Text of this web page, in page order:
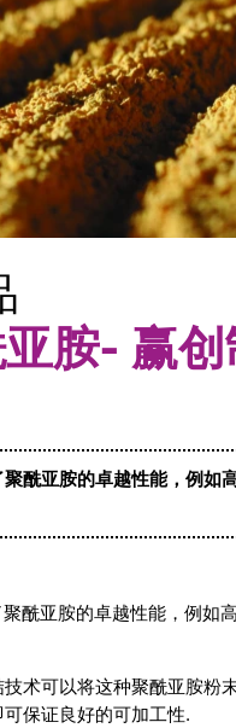
胺- 赢
酰亚胺的卓越性能，例如
酰亚胺的卓越性能，例如
术可以将这种聚酰亚胺粉
保证良好的可加工性.